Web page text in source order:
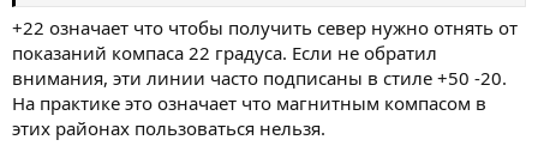
+22 означает что чтобы получить север нужно отнять от
показаний компаса 22 градуса. Если не обратил
внимания, эти линии часто подписаны в стиле +50 -20.
На практике это означает что магнитным компасом в
этих районах пользоваться нельзя.